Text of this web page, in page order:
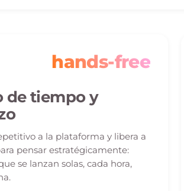
hands-free
de tiempo y
a la plataforma y libera a
pensar estratégicamente:
se lanzan solas, cada hora,